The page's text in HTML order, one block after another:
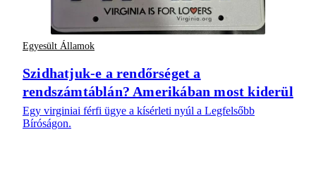
Egyesült Államok
Szidhatjuk-e a rendőrséget a
rendszámtáblán? Amerikában most kiderül
Egy virginiai férfi ügye a kísérleti nyúl a Legfelsőbb
Bíróságon.